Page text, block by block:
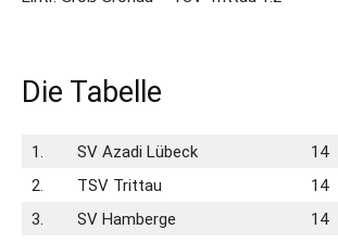
Die Tabelle
1. SV Azadi Lübeck 14
2.
TSV Trittau 14
3.
SV Hamberge 14